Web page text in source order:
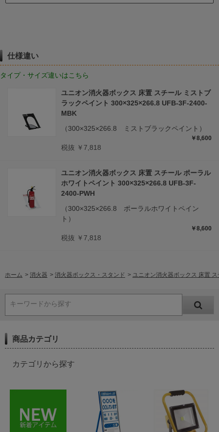
仕様違い
タイプ・サイズ違いはこちら
ユニオン消火器ボックス 床置 スチール ミストブ
ラックペイント 300×325×266.8 UFB-3F-2400-
MBK
（300×325×266.8 ミストブラックペイント）
￥8,600
税抜 ￥7,818
ユニオン消火器ボックス 床置 スチール ポーラル
ホワイトペイント 300×325×266.8 UFB-3F-
2400-PWH
（300×325×266.8 ポーラルホワイトペイン
ト）
￥8,600
税抜 ￥7,818
ホーム > 消火器 > 消火器ボックス・スタンド > ユニオン消火器ボックス 床置
キーワードから探す
商品カテゴリ
カテゴリから探す